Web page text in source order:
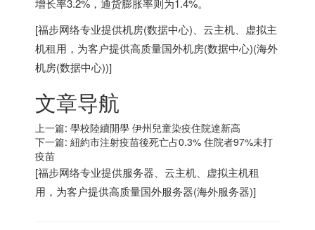
增长率3.2%，通货膨胀率则为1.4%。
[福步网络专业提供机房(数据中心) 云主机
虚拟主
机租用，为客户提供高质量国外机房(数据中心)(海外
机房(数据中心))]
文章导航
上一篇: 學校陸續開學 伊州兒童染疫住院達新高
下一篇: 紐約市注射疫苗後死亡占0.3% 住院者97%未打
疫苗
[福步网络专业提供服务器 云主机 虚拟主机租
用，为客户提供高质量国外服务器(海外服务器)]